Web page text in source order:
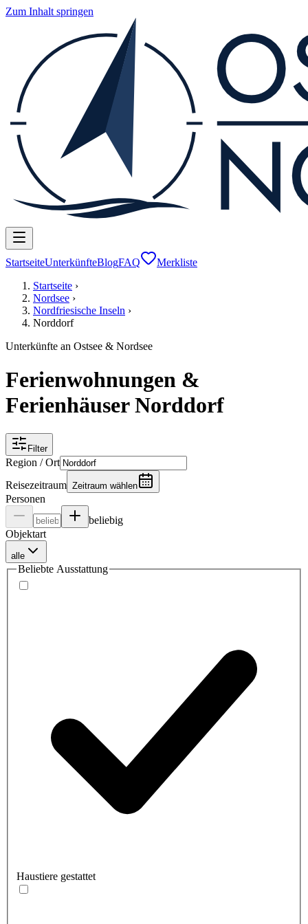
Zum Inhalt springen
StartseiteUnterkünfteBlogFAQ
Merkliste
Startseite ›
Nordsee ›
Nordfriesische Inseln ›
Norddorf
Unterkünfte an Ostsee & Nordsee
Ferienwohnungen &
Ferienhäuser Norddorf
Filter
Region / Ort
Reisezeitraum Zeitraum wählen
Personen
beliebig
Objektart
alle
Beliebte Ausstattung
Haustiere gestattet